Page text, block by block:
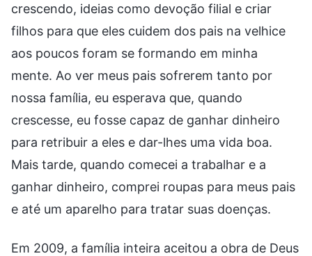
crescendo, ideias como devoção filial e criar
filhos para que eles cuidem dos pais na velhice
aos poucos foram se formando em minha
mente. Ao ver meus pais sofrerem tanto por
nossa família, eu esperava que, quando
crescesse, eu fosse capaz de ganhar dinheiro
para retribuir a eles e dar-lhes uma vida boa.
Mais tarde, quando comecei a trabalhar e a
ganhar dinheiro, comprei roupas para meus pais
e até um aparelho para tratar suas doenças.
Em 2009, a família inteira aceitou a obra de Deus